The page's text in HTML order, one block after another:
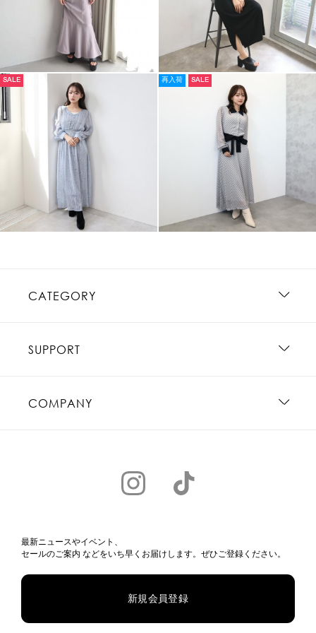
SALE 再入荷 SALE
CATEGORY
SUPPORT
COMPANY
最新ニュースやイベント、
セールのご案内 などをいち早くお届けします。ぜひご登録ください。
新規会員登録